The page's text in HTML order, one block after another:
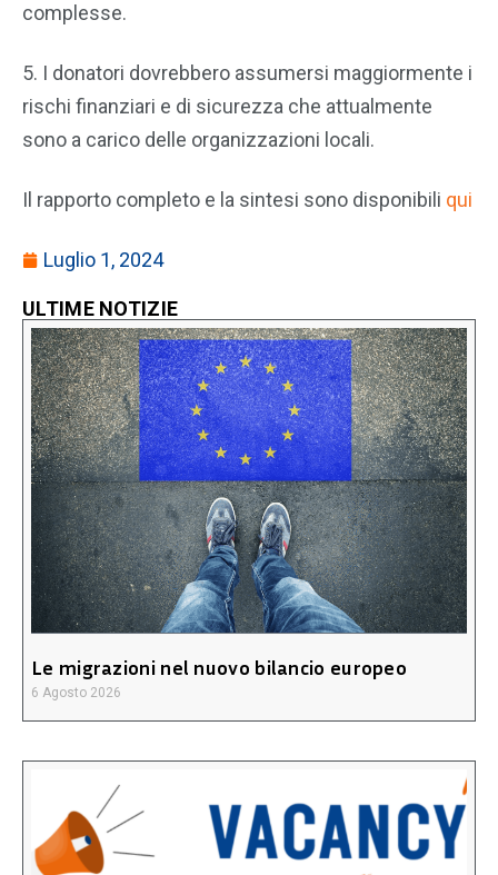
complesse.
5. I donatori dovrebbero assumersi maggiormente i
rischi finanziari e di sicurezza che attualmente
sono a carico delle organizzazioni locali.
Il rapporto completo e la sintesi sono disponibili qui
Luglio 1, 2024
ULTIME NOTIZIE
Le migrazioni nel nuovo bilancio europeo
6 Agosto 2026